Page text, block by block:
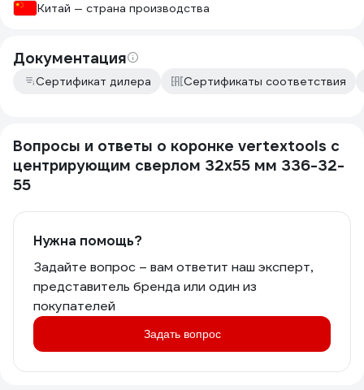
Китай — страна производства
Документация
Сертификат дилера Сертификаты соответствия
Вопросы и ответы о коронке vertextools с
центрирующим сверлом 32х55 мм 336-32-
55
Нужна помощь?
Задайте вопрос – вам ответит наш эксперт,
представитель бренда или один из
покупателей
Задать вопрос